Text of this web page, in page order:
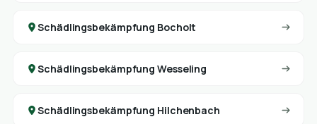
Schädlingsbekämpfung Bocholt
Schädlingsbekämpfung Wesseling
Schädlingsbekämpfung Hilchenbach